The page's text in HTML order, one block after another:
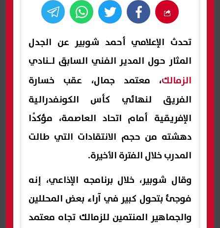
تحدث الإعلامي أحمد شوبير عن الجدل
المثار حول المدير الفني السابق لـنادي
الزمالك، معتمد جمال، عقب خسارة
الفريق لنهائي كأس الكونفدرالية
الإفريقية أمام اتحاد العاصمة، مؤكدًا
دهشته من حجم الانتقادات التي طالت
المدرب خلال الفترة الأخيرة.
وقال شوبير، خلال برنامجه الإذاعي، إنه
فوجئ بتحول كبير في آراء بعض المحللين
والجماهير المنتمين للزمالك تجاه معتمد